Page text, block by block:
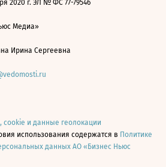
2020 г. ЭЛ № ФС 77-79546
Медиа»
Ирина Сергеевна
cookie и данные геолокации
использования содержатся в Политике
данных АО «Бизнес Ньюс